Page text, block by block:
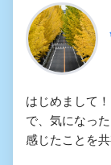
はじめまして
で、気になっ
感じたことを